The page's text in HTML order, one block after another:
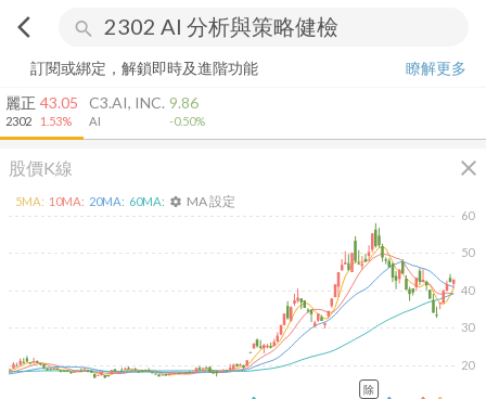
arrow_back_ios search
訂閱或綁定，解鎖即時及進階功能
瞭解更多
麗正
2302
43.05
1.53%
C3.AI, INC.
AI
9.86
-0.50%
股價K線 close
20
30
40
50
60
5MA: 10MA: 20MA: 60MA: settings MA 設定
除